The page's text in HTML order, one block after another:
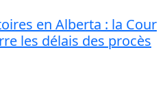
en Alberta : la Cour
les délais des procès